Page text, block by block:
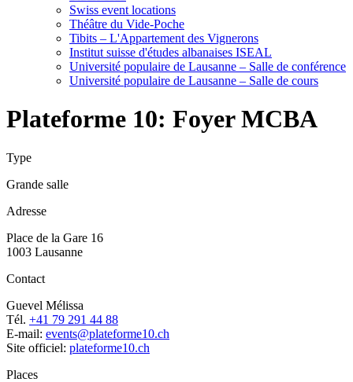
Swiss event locations
Théâtre du Vide-Poche
Tibits – L'Appartement des Vignerons
Institut suisse d'études albanaises ISEAL
Université populaire de Lausanne – Salle de conférence
Université populaire de Lausanne – Salle de cours
Plateforme 10: Foyer MCBA
Type
Grande salle
Adresse
Place de la Gare 16
1003 Lausanne
Contact
Guevel Mélissa
Tél. +41 79 291 44 88
E-mail: events@plateforme10.ch
Site officiel: plateforme10.ch
Places